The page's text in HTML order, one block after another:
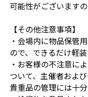
可能性がございます
【その他注意事項】
・会場内に物品保管
ので、できるだけ軽
・お客様の不注意に
ついて、主催者およ
貴重品の管理には十